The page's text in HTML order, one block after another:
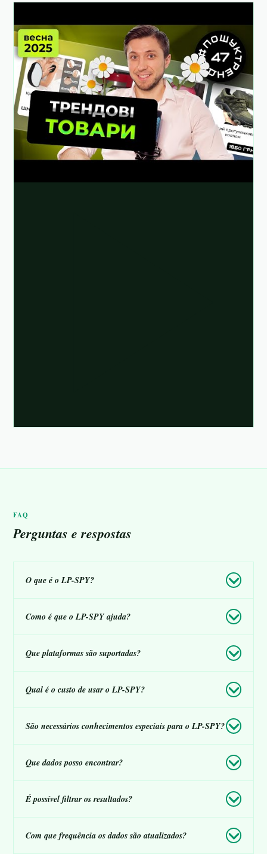
FAQ
Perguntas e respostas
O que é o LP-SPY?
Como é que o LP-SPY ajuda?
Que plataformas são suportadas?
Qual é o custo de usar o LP-SPY?
São necessários conhecimentos especiais para o LP-SPY?
Que dados posso encontrar?
É possível filtrar os resultados?
Com que frequência os dados são atualizados?